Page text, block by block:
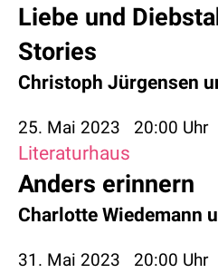
Liebe und
Stories
Christoph Jürgensen
25. Mai 2023 20:00 Uhr
Literaturhaus
Anders erinnern
Charlotte Wiedemann
31. Mai 2023 20:00 Uhr